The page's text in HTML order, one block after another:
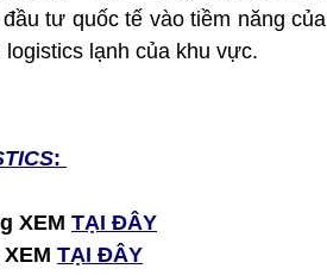
tư quốc tế vào tiềm năng của
lạnh của khu vực.
:
XEM TẠI ĐÂY
TẠI ĐÂY